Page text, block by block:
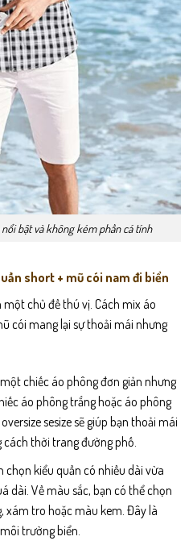
bật và không kém phần cá tính
short + mũ cói nam đi biển
chủ đề thú vị. Cách mix áo
cói mang lại sự thoải mái nhưng
chiếc áo phông đơn giản nhưng
áo phông trắng hoặc áo phông
sesize sẽ giúp bạn thoải mái
cách thời trang đường phố.
chọn kiểu quần có nhiều dài vừa
dài. Về màu sắc, bạn có thể chọn
xám tro hoặc màu kem. Đây là
trường biển.